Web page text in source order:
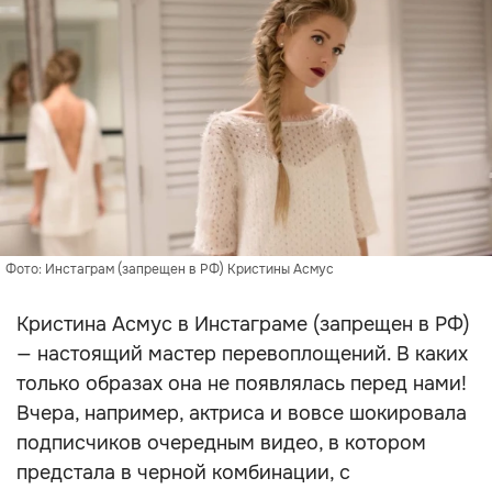
Фото: Инстаграм (запрещен в РФ) Кристины Асмус
Кристина Асмус в Инстаграме (запрещен в РФ)
— настоящий мастер перевоплощений. В каких
только образах она не появлялась перед нами!
Вчера, например, актриса и вовсе шокировала
подписчиков очередным видео, в котором
предстала в черной комбинации, с